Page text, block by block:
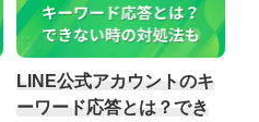
LINE公式アカウントのキ
ーワード応答とは？でき